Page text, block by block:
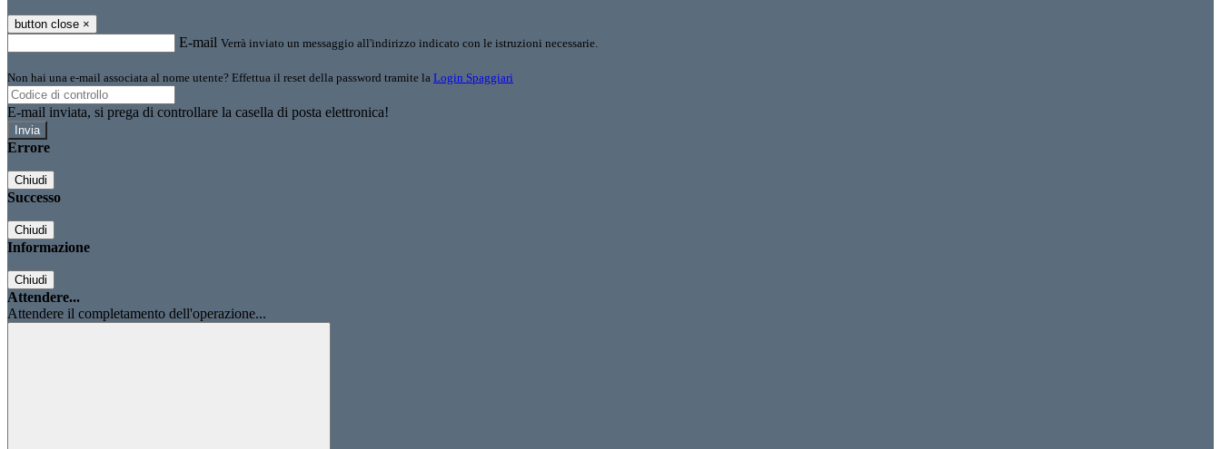
button close ×
E-mail Verrà inviato un messaggio all'indirizzo indicato con le istruzioni necessarie.
Non hai una e-mail associata al nome utente? Effettua il reset della password tramite la Login Spaggiari
E-mail inviata, si prega di controllare la casella di posta elettronica!
Errore
Chiudi
Successo
Chiudi
Informazione
Chiudi
Attendere...
Attendere il completamento dell'operazione...